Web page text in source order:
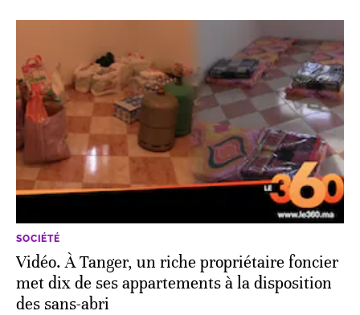
SOCIÉTÉ
Vidéo. À Tanger, un riche propriétaire foncier
met dix de ses appartements à la disposition
des sans-abri